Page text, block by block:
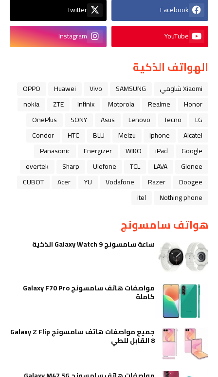
Facebook
Twitter
YouTube
Instagram
الهواتف الذكية
Xiaomi شاومي SAMSUNG
Vivo
Huawei
OPPO
Honor
Realme
Motorola
Infinix
ZTE
nokia
LG
Tecno
Lenovo
Asus
SONY
OnePlus
Alcatel
iphone
Meizu
BLU
HTC
Condor
Google
iPad
WIKO
Energizer
Panasonic
Gionee
LAVA
TCL
Ulefone
Sharp
evertek
Doogee
Razer
Vodafone
YU
Acer
CUBOT
Nothing phone
itel
هواتف سامسونج
ساعة سامسونج Galaxy Watch 9 الذكية
مواصفات هاتف سامسونج Galaxy F70 Pro
كاملة
جميع مواصفات هاتف سامسونج Galaxy Z Flip
8 القابل للطي